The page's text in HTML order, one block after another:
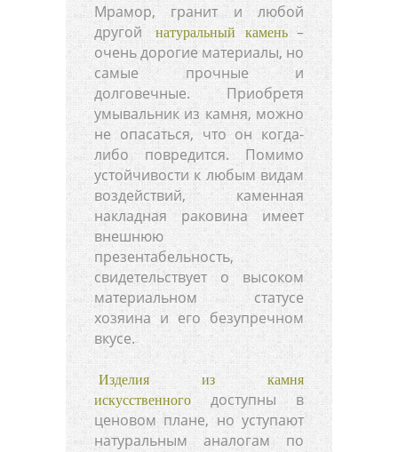
Мрамор, гранит и любой
другой натуральный камень–
очень дорогие материалы, но
самые прочные и
долговечные. Приобретя
умывальник из камня, можно
не опасаться, что он когда-
либо повредится. Помимо
устойчивости к любым видам
воздействий, каменная
накладная раковина имеет
внешнюю
презентабельность,
свидетельствует о высоком
материальном статусе
хозяина и его безупречном
вкусе.
Изделия из камня
искусственного доступны в
ценовом плане, но уступают
натуральным аналогам по